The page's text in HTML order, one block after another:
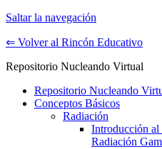
Saltar la navegación
⇐ Volver al Rincón Educativo
Repositorio Nucleando Virtual
Repositorio Nucleando
Conceptos Básicos
Radiación
Introducción al
Radiación